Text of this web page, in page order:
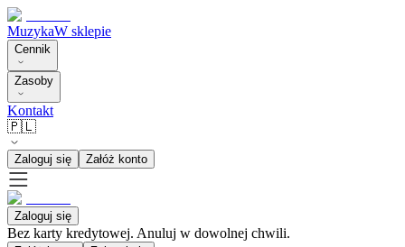
MuzykaW sklepie
Cennik
Zasoby
Kontakt
🇵🇱
Zaloguj się Załóż konto
Zaloguj się
Bez karty kredytowej. Anuluj w dowolnej chwili.